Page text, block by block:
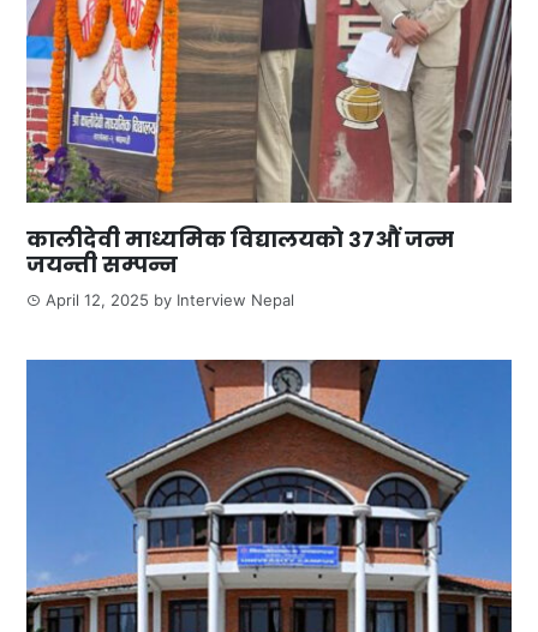
कालीदेवी माध्यमिक विद्यालयकाे ३७औं जन्म
जयन्ती सम्पन्न
April 12, 2025 by Interview Nepal